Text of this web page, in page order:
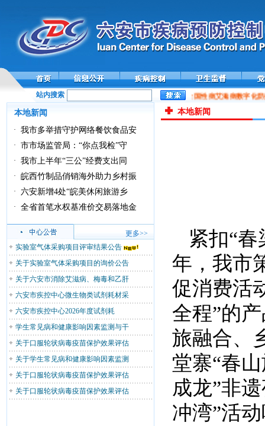
站内搜索 全国性病艾滋病数字化
本地新闻
· 我市多举措守护网络餐饮食品安
· 市市场监管局：“你点我检”守
· 我市上半年“三公”经费支出同
· 皖西竹制品俏销海外助力乡村振
· 六安新增4处“皖美休闲旅游乡
· 全省首笔水权基准价交易落地金
更多>>
实验室气体采购项目评审结果公告
关于实验室气体采购项目的询价公告
关于六安市消除艾滋病、梅毒和乙肝
六安市疾控中心微生物类试剂耗材采
六安市疾控中心2026年度试剂耗
学生常见病和健康影响因素监测与干
关于口服轮状病毒疫苗保护效果评估
关于学生常见病和健康影响因素监测
关于口服轮状病毒疫苗保护效果评估
关于口服轮状病毒疫苗保护效果评估
本地新闻
紧扣“
年，我市
促消费活
全程”的
旅融合、
堂寨“春
成龙”非
冲湾”活